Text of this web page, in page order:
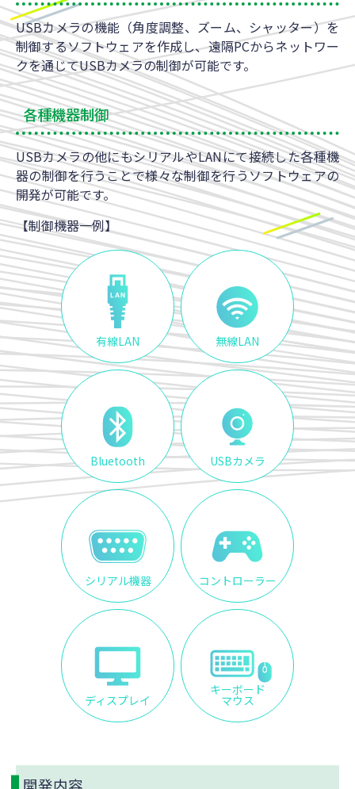
USBカメラの機能（角度調整、ズーム、シャッター）を
制御するソフトウェアを作成し、遠隔PCからネットワー
クを通じてUSBカメラの制御が可能です。
各種機器制御
USBカメラの他にもシリアルやLANにて接続した各種機
器の制御を行うことで様々な制御を行うソフトウェアの
開発が可能です。
【制御機器一例】
有線LAN 無線LAN
Bluetooth USBカメラ
シリアル機器 コントローラー
ディスプレイ
キーボード
マウス
開発内容